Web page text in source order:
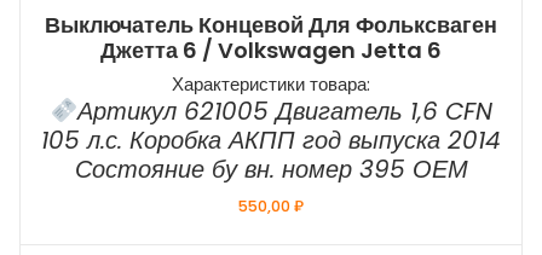
Выключатель Концевой Для Фольксваген
Джетта 6 / Volkswagen Jetta 6
Характеристики товара:
Артикул 621005 Двигатель 1,6 CFN
105 л.с. Коробка АКПП год выпуска 2014
Состояние бу вн. номер 395 ОЕМ
550,00₽